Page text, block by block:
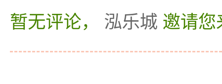
暂无评论， 泓乐城 邀请您